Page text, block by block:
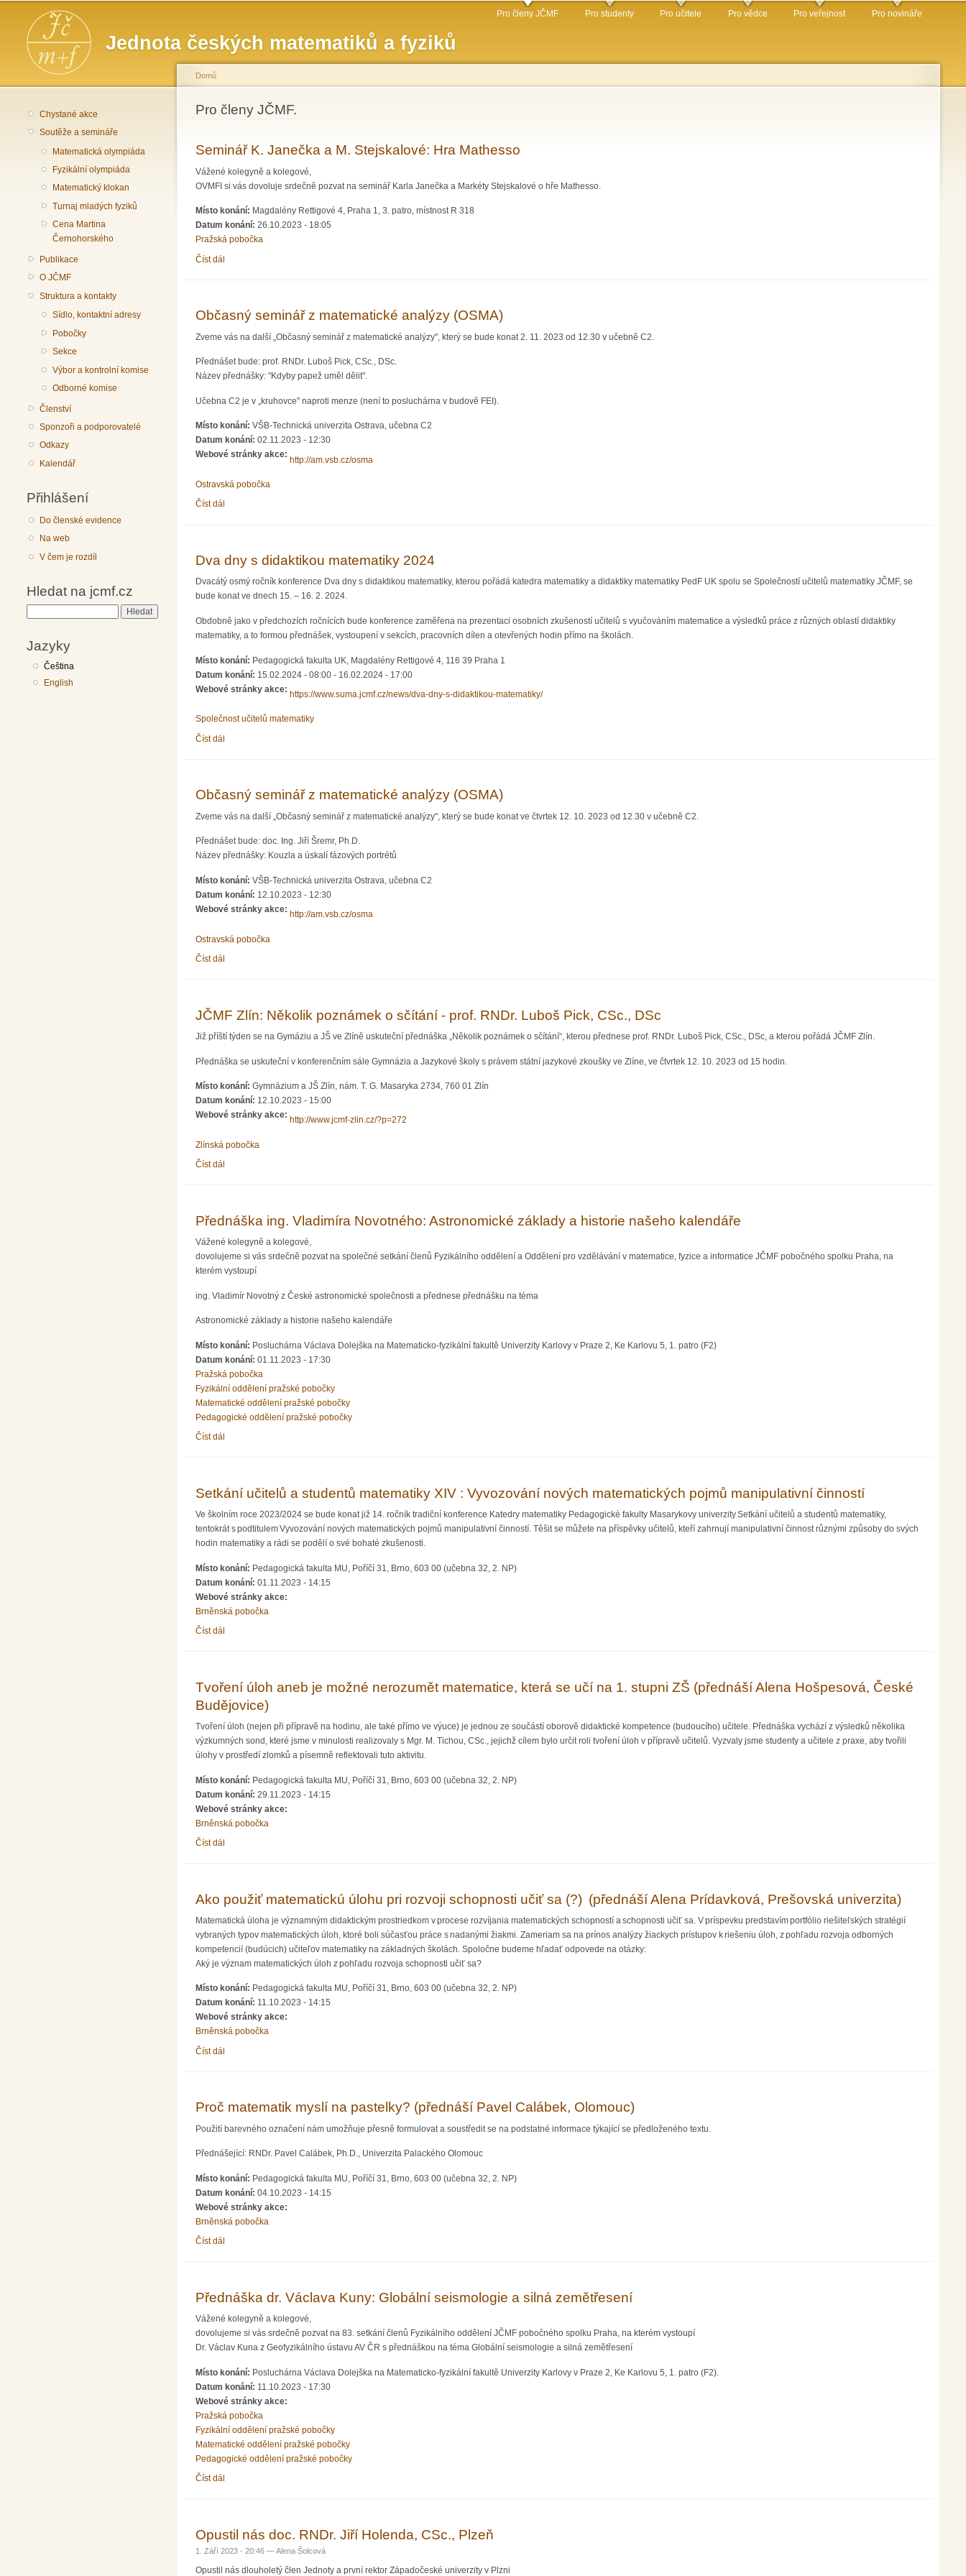
obsahu
Jednota českých matematiků a fyziků
Hlavní menu Pro členy JČMF Pro studenty Pro učitele Pro vědce Pro veřejnost Pro novináře
Chystané akce
Soutěže a semináře
Matematická olympiáda
Fyzikální olympiáda
Matematický klokan
Turnaj mladých fyziků
Cena Martina
Černohorského
Publikace
O JČMF
Struktura a kontakty
Sídlo, kontaktní adresy
Pobočky
Sekce
Výbor a kontrolní komise
Odborné komise
Členství
Sponzoři a podporovatelé
Odkazy
Kalendář
Přihlášení
Do členské evidence
Na web
V čem je rozdíl
Hledat na jcmf.cz
Jazyky
Čeština
English
Jste zde
Domů
Pro členy JČMF.
Seminář K. Janečka a M. Stejskalové: Hra Mathesso
Vážené kolegyně a kolegové,
OVMFI si vás dovoluje srdečně pozvat na seminář Karla Janečka a Markéty Stejskalové o hře Mathesso.
Místo konání: Magdalény Rettigové 4, Praha 1, 3. patro, místnost R 318
Datum konání: 26.10.2023 - 18:05
Pražská pobočka
Číst dál
Občasný seminář z matematické analýzy (OSMA)
Zveme vás na další „Občasný seminář z matematické analýzy", který se bude konat 2. 11. 2023 od 12.30 v učebně C2.
Přednášet bude: prof. RNDr. Luboš Pick, CSc., DSc.
Název přednášky: "Kdyby papež uměl dělit".
Učebna C2 je v „kruhovce" naproti menze (není to posluchárna v budově FEI).
Místo konání: VŠB-Technická univerzita Ostrava, učebna C2
Datum konání: 02.11.2023 - 12:30
Webové stránky akce:
http://am.vsb.cz/osma
Ostravská pobočka
Číst dál
Dva dny s didaktikou matematiky 2024
Dvacátý osmý ročník konference Dva dny s didaktikou matematiky, kterou pořádá katedra matematiky a didaktiky matematiky PedF UK spolu se Společností učitelů matematiky JČMF, se
bude konat ve dnech 15. – 16. 2. 2024.
Obdobně jako v předchozích ročnících bude konference zaměřena na prezentaci osobních zkušeností učitelů s vyučováním matematice a výsledků práce z různých oblastí didaktiky
matematiky, a to formou přednášek, vystoupení v sekcích, pracovních dílen a otevřených hodin přímo na školách.
Místo konání: Pedagogická fakulta UK, Magdalény Rettigové 4, 116 39 Praha 1
Datum konání: 15.02.2024 - 08:00 - 16.02.2024 - 17:00
Webové stránky akce:
https://www.suma.jcmf.cz/news/dva-dny-s-didaktikou-matematiky/
Společnost učitelů matematiky
Číst dál
Občasný seminář z matematické analýzy (OSMA)
Zveme vás na další „Občasný seminář z matematické analýzy", který se bude konat ve čtvrtek 12. 10. 2023 od 12.30 v učebně C2.
Přednášet bude: doc. Ing. Jiří Šremr, Ph.D.
Název přednášky: Kouzla a úskalí fázových portrétů
Místo konání: VŠB-Technická univerzita Ostrava, učebna C2
Datum konání: 12.10.2023 - 12:30
Webové stránky akce:
http://am.vsb.cz/osma
Ostravská pobočka
Číst dál
JČMF Zlín: Několik poznámek o sčítání - prof. RNDr. Luboš Pick, CSc., DSc
Již příští týden se na Gymáziu a JŠ ve Zlíně uskuteční přednáška „Několik poznámek o sčítání“, kterou přednese prof. RNDr. Luboš Pick, CSc., DSc, a kterou pořádá JČMF Zlín.
Přednáška se uskuteční v konferenčním sále Gymnázia a Jazykové školy s právem státní jazykové zkoušky ve Zlíne, ve čtvrtek 12. 10. 2023 od 15 hodin.
Místo konání: Gymnázium a JŠ Zlín, nám. T. G. Masaryka 2734, 760 01 Zlín
Datum konání: 12.10.2023 - 15:00
Webové stránky akce:
http://www.jcmf-zlin.cz/?p=272
Zlínská pobočka
Číst dál
Přednáška ing. Vladimíra Novotného: Astronomické základy a historie našeho kalendáře
Vážené kolegyně a kolegové,
dovolujeme si vás srdečně pozvat na společné setkání členů Fyzikálního oddělení a Oddělení pro vzdělávání v matematice, fyzice a informatice JČMF pobočného spolku Praha, na
kterém vystoupí
ing. Vladimír Novotný z České astronomické společnosti a přednese přednášku na téma
Astronomické základy a historie našeho kalendáře
Místo konání: Posluchárna Václava Dolejška na Matematicko-fyzikální fakultě Univerzity Karlovy v Praze 2, Ke Karlovu 5, 1. patro (F2)
Datum konání: 01.11.2023 - 17:30
Pražská pobočka
Fyzikální oddělení pražské pobočky
Matematické oddělení pražské pobočky
Pedagogické oddělení pražské pobočky
Číst dál
Setkání učitelů a studentů matematiky XIV : Vyvozování nových matematických pojmů manipulativní činností
Ve školním roce 2023/2024 se bude konat již 14. ročník tradiční konference Katedry matematiky Pedagogické fakulty Masarykovy univerzity Setkání učitelů a studentů matematiky,
tentokrát s podtitulem Vyvozování nových matematických pojmů manipulativní činností. Těšit se můžete na příspěvky učitelů, kteří zahrnují manipulativní činnost různými způsoby do svých
hodin matematiky a rádi se podělí o své bohaté zkušenosti.
Místo konání: Pedagogická fakulta MU, Poříčí 31, Brno, 603 00 (učebna 32, 2. NP)
Datum konání: 01.11.2023 - 14:15
Webové stránky akce:
Brněnská pobočka
Číst dál
Tvoření úloh aneb je možné nerozumět matematice, která se učí na 1. stupni ZŠ (přednáší Alena Hošpesová, České
Budějovice)
Tvoření úloh (nejen při přípravě na hodinu, ale také přímo ve výuce) je jednou ze součástí oborově didaktické kompetence (budoucího) učitele. Přednáška vychází z výsledků několika
výzkumných sond, které jsme v minulosti realizovaly s Mgr. M. Tichou, CSc., jejichž cílem bylo určit roli tvoření úloh v přípravě učitelů. Vyzvaly jsme studenty a učitele z praxe, aby tvořili
úlohy v prostředí zlomků a písemně reflektovali tuto aktivitu.
Místo konání: Pedagogická fakulta MU, Poříčí 31, Brno, 603 00 (učebna 32, 2. NP)
Datum konání: 29.11.2023 - 14:15
Webové stránky akce:
Brněnská pobočka
Číst dál
Ako použiť matematickú úlohu pri rozvoji schopnosti učiť sa (?) (přednáší Alena Prídavková, Prešovská univerzita)
Matematická úloha je významným didaktickým prostriedkom v procese rozvíjania matematických schopností a schopnosti učiť sa. V príspevku predstavím portfólio riešiteľských stratégií
vybraných typov matematických úloh, ktoré boli súčasťou práce s nadanými žiakmi. Zameriam sa na prínos analýzy žiackych prístupov k riešeniu úloh, z pohľadu rozvoja odborných
kompetencií (budúcich) učiteľov matematiky na základných školách. Spoločne budeme hľadať odpovede na otázky:
Aký je význam matematických úloh z pohľadu rozvoja schopnosti učiť sa?
Místo konání: Pedagogická fakulta MU, Poříčí 31, Brno, 603 00 (učebna 32, 2. NP)
Datum konání: 11.10.2023 - 14:15
Webové stránky akce:
Brněnská pobočka
Číst dál
Proč matematik myslí na pastelky? (přednáší Pavel Calábek, Olomouc)
Použití barevného označení nám umožňuje přesně formulovat a soustředit se na podstatné informace týkající se předloženého textu.
Přednášející: RNDr. Pavel Calábek, Ph.D., Univerzita Palackého Olomouc
Místo konání: Pedagogická fakulta MU, Poříčí 31, Brno, 603 00 (učebna 32, 2. NP)
Datum konání: 04.10.2023 - 14:15
Webové stránky akce:
Brněnská pobočka
Číst dál
Přednáška dr. Václava Kuny: Globální seismologie a silná zemětřesení
Vážené kolegyně a kolegové,
dovolujeme si vás srdečně pozvat na 83. setkání členů Fyzikálního oddělení JČMF pobočného spolku Praha, na kterém vystoupí
Dr. Václav Kuna z Geofyzikálního ústavu AV ČR s přednáškou na téma Globální seismologie a silná zemětřesení
Místo konání: Posluchárna Václava Dolejška na Matematicko-fyzikální fakultě Univerzity Karlovy v Praze 2, Ke Karlovu 5, 1. patro (F2).
Datum konání: 11.10.2023 - 17:30
Webové stránky akce:
Pražská pobočka
Fyzikální oddělení pražské pobočky
Matematické oddělení pražské pobočky
Pedagogické oddělení pražské pobočky
Číst dál
Opustil nás doc. RNDr. Jiří Holenda, CSc., Plzeň
1. Září 2023 - 20:46 —Alena Šolcová
Opustil nás dlouholetý člen Jednoty a první rektor Západočeské univerzity v Plzni